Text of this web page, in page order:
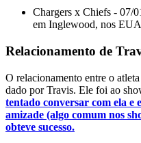
Chargers x Chiefs - 07/
em Inglewood, nos EUA
Relacionamento de
O relacionamento entre o
dado por Travis. Ele foi ao
tentado conversar com ela e
amizade (algo comum nos
obteve sucesso.